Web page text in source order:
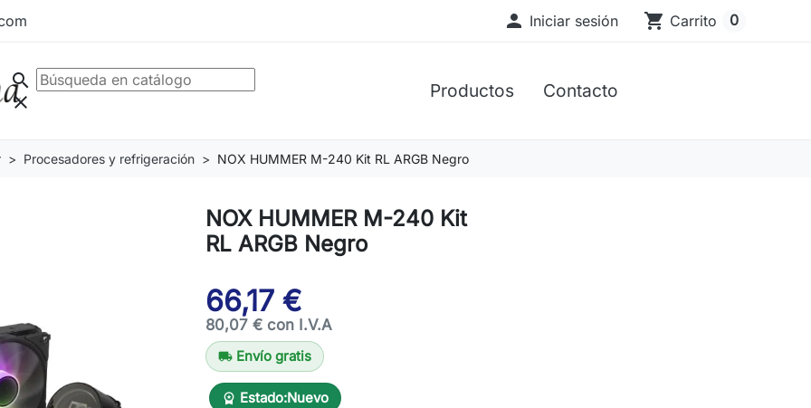
 Iniciar sesión shopping_cart Carrito 0
Productos Contacto
search
clear
Procesadores y refrigeración NOX HUMMER M-240 Kit RL ARGB Negro
NOX HUMMER M-240 Kit
RL ARGB Negro
66,17 €
80,07 € con I.V.A
local_shipping Envío gratis
workspace_premium Estado:Nuevo